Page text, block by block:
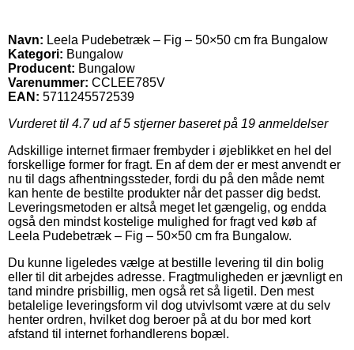
Navn: Leela Pudebetræk – Fig – 50×50 cm fra Bungalow
Kategori: Bungalow
Producent: Bungalow
Varenummer: CCLEE785V
EAN: 5711245572539
Vurderet til 4.7ud af 5 stjerner baseret på 19 anmeldelser
Adskillige internet firmaer frembyder i øjeblikket en hel del
forskellige former for fragt. En af dem der er mest anvendt er
nu til dags afhentningssteder, fordi du på den måde nemt
kan hente de bestilte produkter når det passer dig bedst.
Leveringsmetoden er altså meget let gængelig, og endda
også den mindst kostelige mulighed for fragt ved køb af
Leela Pudebetræk – Fig – 50×50 cm fra Bungalow.
Du kunne ligeledes vælge at bestille levering til din bolig
eller til dit arbejdes adresse. Fragtmuligheden er jævnligt en
tand mindre prisbillig, men også ret så ligetil. Den mest
betalelige leveringsform vil dog utvivlsomt være at du selv
henter ordren, hvilket dog beroer på at du bor med kort
afstand til internet forhandlerens bopæl.